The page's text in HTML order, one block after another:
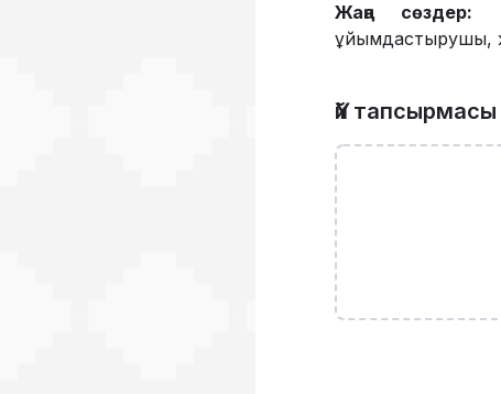
Жаңа сөздер:
ұйымдастырушы,
Үй тапсырмасы